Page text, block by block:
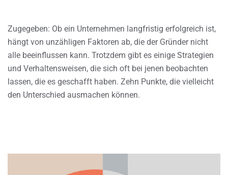
Zugegeben: Ob ein Unternehmen langfristig erfolgreich ist,
hängt von unzähligen Faktoren ab, die der Gründer nicht
alle beeinflussen kann. Trotzdem gibt es einige Strategien
und Verhaltensweisen, die sich oft bei jenen beobachten
lassen, die es geschafft haben. Zehn Punkte, die vielleicht
den Unterschied ausmachen können.